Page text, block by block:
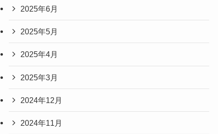
2025年6月
2025年5月
2025年4月
2025年3月
2024年12月
2024年11月